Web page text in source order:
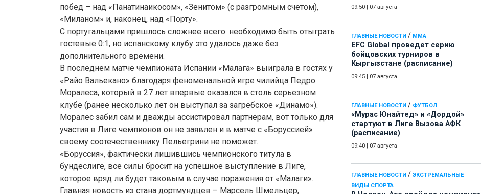
09:50 07 августа
ГЛАВНЫЕ НОВОСТИ / ММА
EFC Global проведет серию
бойцовских турниров в
Кыргызстане (расписание)
09:45 07 августа
ГЛАВНЫЕ НОВОСТИ / ФУТБОЛ
«Мурас Юнайтед» и «Дордой»
стартуют в Лиге Вызова АФК
(расписание)
09:40 07 августа
ГЛАВНЫЕ НОВОСТИ / ЭКСТРЕМАЛЬНЫЕ
ВИДЫ СПОРТА
побед – над «Панатинаикосом», «Зенитом» (с разгромным счетом),
«Миланом» и, наконец, над «Порту».
С португальцами пришлось сложнее всего: необходимо быть отыграть
гостевые 0:1, но испанскому клубу это удалось даже без
дополнительного времени.
В последнем матче чемпионата Испании «Малага» выиграла в гостях у
«Райо Вальекано» благодаря феноменальной игре чилийца Педро
Моралеса, который в 27 лет впервые оказался в столь серьезном
клубе (ранее несколько лет он выступал за загребское «Динамо»).
Моралес забил сам и дважды ассистировал партнерам, вот только для
участия в Лиге чемпионов он не заявлен и в матче с «Боруссией»
своему соотечественнику Пельегрини не поможет.
«Боруссия», фактически лишившись чемпионского титула в
бундеслиге, все силы бросит на успешное выступление в Лиге,
которое вряд ли будет таковым в случае поражения от «Малаги».
Главная новость из стана дортмундцев – Марсель Шмельцер,